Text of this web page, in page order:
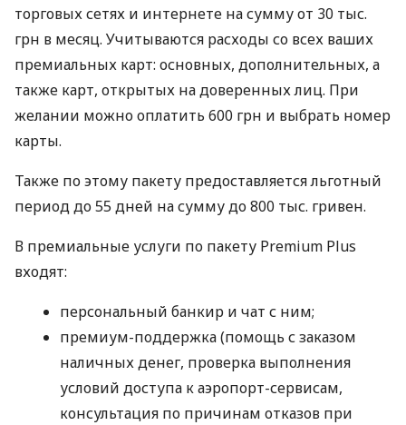
торговых сетях и интернете на сумму от 30 тыс.
грн в месяц. Учитываются расходы со всех ваших
премиальных карт: основных, дополнительных, а
также карт, открытых на доверенных лиц. При
желании можно оплатить 600 грн и выбрать номер
карты.
Также по этому пакету предоставляется льготный
период до 55 дней на сумму до 800 тыс. гривен.
В премиальные услуги по пакету Premium Plus
входят:
персональный банкир и чат с ним;
премиум-поддержка (помощь с заказом
наличных денег, проверка выполнения
условий доступа к аэропорт-сервисам,
консультация по причинам отказов при